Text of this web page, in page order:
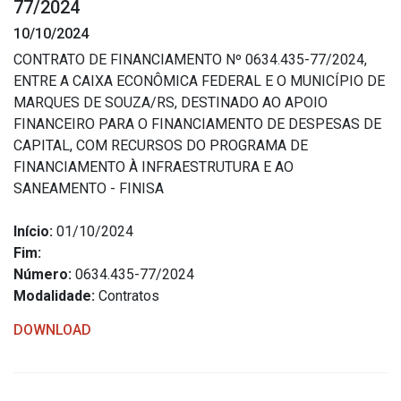
Secretarias
Administração
Agricultura e Meio Ambiente
Educação, Cultura, Desporto e Turismo
Saúde
77/2024
10/10/2024
CONTRATO DE FINANCIAMENTO Nº 0634.435-77/2024,
ENTRE A CAIXA ECONÔMICA FEDERAL E O MUNICÍPIO DE
MARQUES DE SOUZA/RS, DESTINADO AO APOIO
FINANCEIRO PARA O FINANCIAMENTO DE DESPESAS DE
CAPITAL, COM RECURSOS DO PROGRAMA DE
FINANCIAMENTO À INFRAESTRUTURA E AO
SANEAMENTO - FINISA
Início: 01/10/2024
Fim:
Número: 0634.435-77/2024
Modalidade: Contratos
DOWNLOAD